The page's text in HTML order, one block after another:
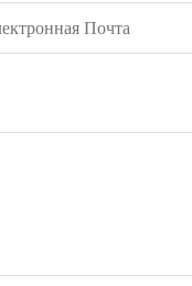
Почта